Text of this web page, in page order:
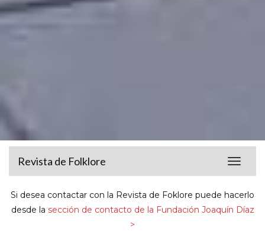
Toggle
Revista de Folklore
Si desea contactar con la Revista de Foklore puede hacerlo
desde la sección de contacto de la Fundación Joaquín Díaz
>